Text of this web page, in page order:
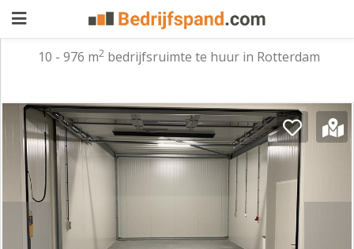
aanbieden
Pand
zoeken
Waarom
adverteren
Premium
adverteren
Blog
10 - 976 m2bedrijfsruimte te huur in Rotterdam